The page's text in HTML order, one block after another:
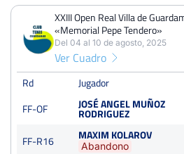
Master IBP Tenis
Del 10 al 16 de noviembre, 2025
Octavos
XXIII Open Real Villa de
Tendero»
Del 04 al 10 de agosto, 2025
XXIII Open Real Villa de
«Memorial Pepe Tendero»
Del 04 al 10 de agosto, 2025
Ver Cuadro
Rd Jugador
FF-OF
JOSÉ ANGEL MUÑOZ
RODRIGUEZ
FF-R16
MAXIM KOLAROV
Abandono